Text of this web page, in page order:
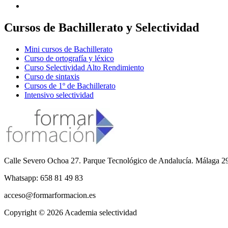
Cursos de Bachillerato y Selectividad
Mini cursos de Bachillerato
Curso de ortografía y léxico
Curso Selectividad Alto Rendimiento
Curso de sintaxis
Cursos de 1º de Bachillerato
Intensivo selectividad
Calle Severo Ochoa 27. Parque Tecnológico de Andalucía. Málaga
Whatsapp: 658 81 49 83
acceso@formarformacion.es
Copyright © 2026 Academia selectividad